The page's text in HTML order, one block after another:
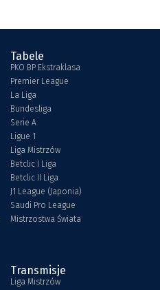
Tabele
PKO BP Ekstraklasa
Premier League
La Liga
Bundesliga
Serie A
Ligue 1
Liga Mistrzów
Betclic I Liga
Betclic II Liga
J1 League (Japonia)
Saudi Pro League
Mistrzostwa Świata
Transmisje
Liga Mistrzów